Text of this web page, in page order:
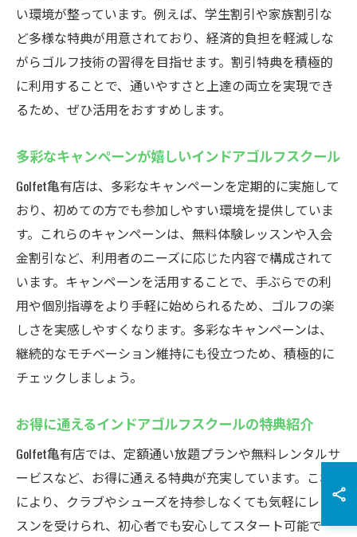
い環境が整っています。例えば、学生割引や家族割引な
ど多様な特典が用意されており、経済的負担を軽減しな
がらゴルフ技術の習得を目指せます。割引特典を積極的
に利用することで、通いやすさと上達の両立を実現でき
るため、ぜひ活用をおすすめします。
多彩なキャンペーンが嬉しいインドアゴルフスクール
Golfet亀有店は、多彩なキャンペーンを定期的に実施して
おり、初めての方でも参加しやすい環境を提供していま
す。これらのキャンペーンは、無料体験レッスンや入会
金割引など、利用者のニーズに応じた内容で構成されて
います。キャンペーンを活用することで、手ぶらでの利
用や個別指導をより手軽に始められるため、ゴルフの楽
しさを実感しやすくなります。多彩なキャンペーンは、
継続的なモチベーション維持にも役立つため、積極的に
チェックしましょう。
お得に通えるインドアゴルフスクールの特典紹介
Golfet亀有店では、定額通い放題プランや無料レンタルサ
ービスなど、お得に通える特典が充実しています。これ
により、クラブやシューズを持参しなくても気軽にレッ
スンを受けられ、初心者でも安心してスタート可能で